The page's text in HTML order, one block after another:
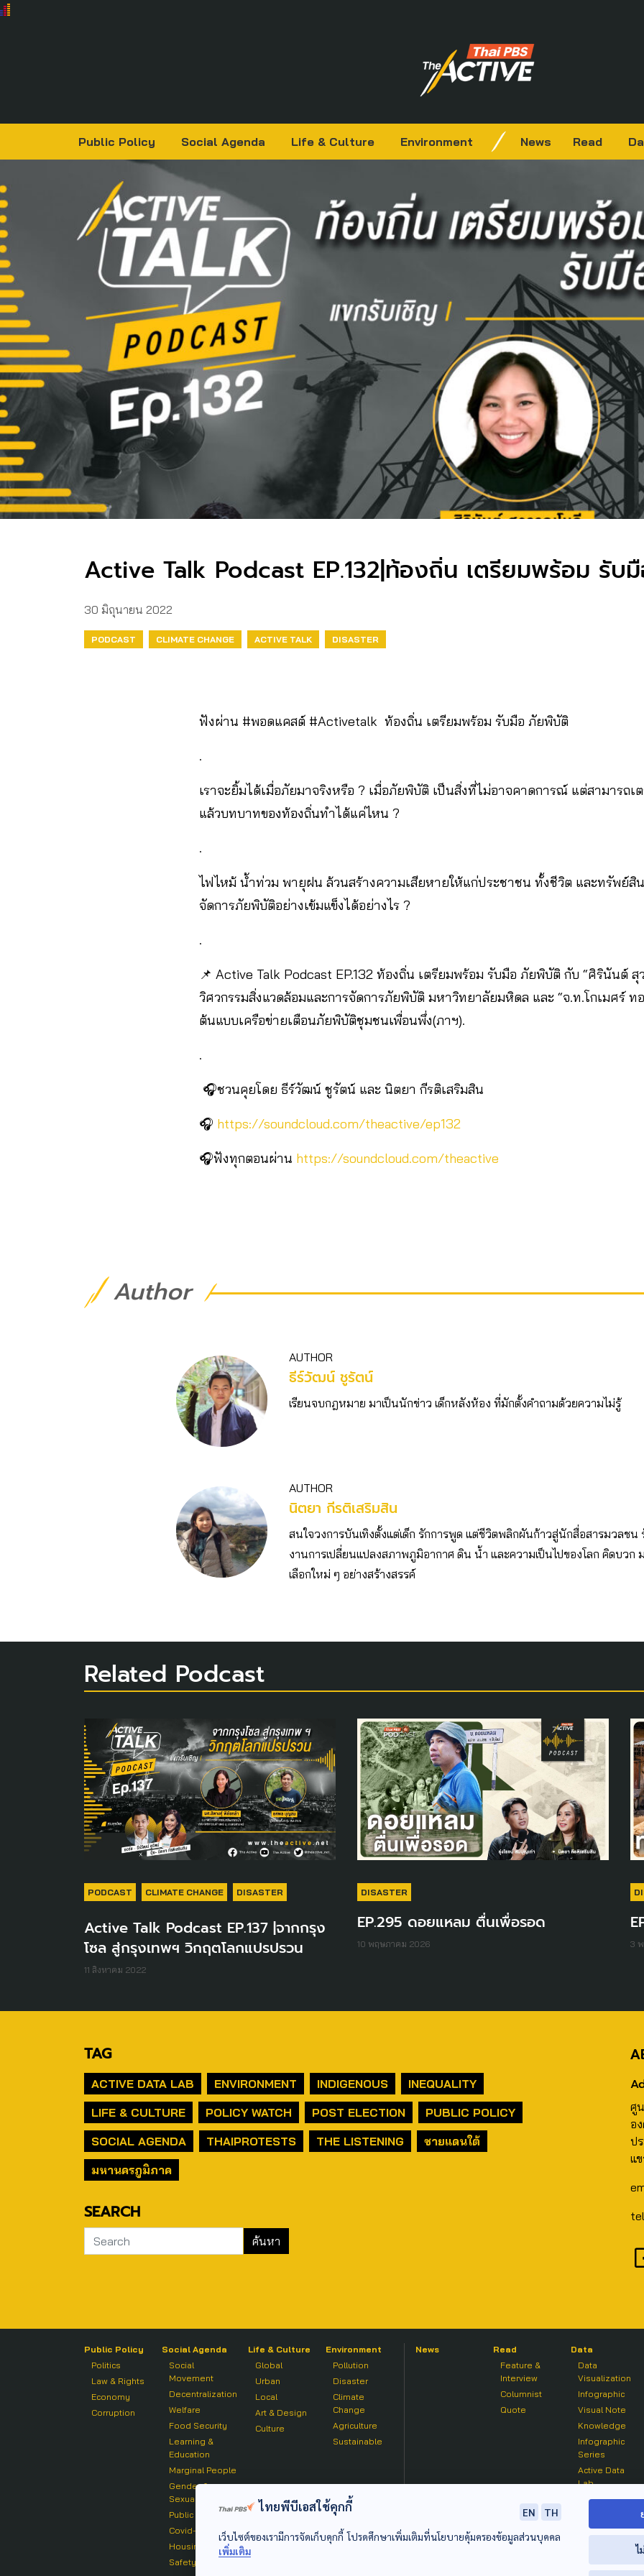
Public Policy Social Agenda Life & Culture Environment News Read
Active Talk Podcast EP.132|ท้องถิ่น เตรียมพร้อม รั
30 มิถุนายน 2022
PODCAST CLIMATE CHANGE ACTIVE TALK DISASTER
ฟังผ่าน #พอดแคสต์ #Activetalk ท้องถิ่น เตรียมพร้อม รับมือ ภัยพิบัติ
.
เราจะยิ้มได้เมื่อภัยมาจริงหรือ ? เมื่อภัยพิบัติ เป็นสิ่งที่ไม่อาจคาดการณ์ แต่สามารถเ
แล้วบทบาทของท้องถิ่นทำได้แค่ไหน ?
.
ไฟไหม้ น้ำท่วม พายุฝน ล้วนสร้างความเสียหายให้แก่ประชาชน ทั้งชีวิต และทรัพย์สิ
จัดการภัยพิบัติอย่างเข้มแข็งได้อย่างไร ?
.
📌 Active Talk Podcast EP.132 ท้องถิ่น เตรียมพร้อม รับมือ ภัยพิบัติ กับ “ศิรินันต์ สุ
วิศวกรรมสิ่งแวดล้อมและการจัดการภัยพิบัติ มหาวิทยาลัยมหิดล และ “จ.ท.โกเมศร์ ท
ต้นแบบเครือข่ายเตือนภัยพิบัติชุมชนเพื่อนพึ่ง(ภาฯ).
.
🎧ชวนคุยโดย ธีร์วัฒน์ ชูรัตน์ และ นิตยา กีรติเสริมสิน
🎧 https://soundcloud.com/theactive/ep132
🎧ฟังทุกตอนผ่าน https://soundcloud.com/theactive
Author
AUTHOR
ธีร์วัฒน์ ชูรัตน์
เรียนจบกฎหมาย มาเป็นนักข่าว เด็กหลังห้อง ที่มักตั้งคำถามด้วยความไม่รู้
AUTHOR
นิตยา กีรติเสริมสิน
สนใจวงการบันเทิงตั้งแต่เด็ก รักการพูด แต่ชีวิตพลิกผันก้าวสู่นักสื่อสารมวลชน
งานการเปลี่ยนแปลงสภาพภูมิอากาศ ดิน น้ำ และความเป็นไปของโลก คิดบวก
เลือกใหม่ ๆ อย่างสร้างสรรค์
Related Podcast
PODCAST CLIMATE CHANGE DISASTER
Active Talk Podcast EP.137 |จากกรุง
โซล สู่กรุงเทพฯ วิกฤตโลกแปรปรวน
11 สิงหาคม 2022
DISASTER
EP.295 ดอยแหลม ตื่นเพื่อรอด
10 พฤษภาคม 2026 3
TAG
ACTIVE DATA LAB ENVIRONMENT INDIGENOUS
INEQUALITY
LIFE & CULTURE
POLICY WATCH POST ELECTION
PUBLIC POLICY
SOCIAL AGENDA
THAIPROTESTS THE LISTENING
ชายแดนใต้
มหานครภูมิภาค
SEARCH
ศู
อ
ป
แ
Public Policy
Politics
Law & Rights
Economy
Corruption
Social Agenda
Social
Movement
Decentralization
Welfare
Food Security
Learning &
Education
Marginal People
Gender &
Sexuality
Public Health
Covid-19
Housing
Safety
Life & Culture
Global
Urban
Local
Art & Design
Culture
Environment
Pollution
Disaster
Climate
Change
Agriculture
Sustainable
News
Read
Feature &
Interview
Columnist
Quote
Data
Data
Visualization
Infographic
Visual Note
Knowledge
Infographic
Series
Active Data
Lab
ไทยพีบีเอสใช้คุกกี้ EN
TH
เว็บไซต์ของเรามีการจัดเก็บคุกกี้ โปรดศึกษาเพิ่มเติมที่นโยบายคุ้มครองข้อมูลส่วนบุคคล
เพิ่มเติม
ไ